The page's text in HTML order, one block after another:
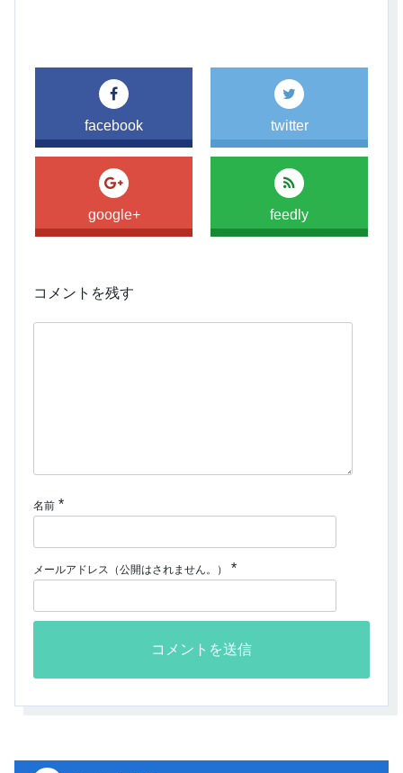
facebook twitter
google+ feedly
コメントを残す
名前 *
メールアドレス（公開はされません。） *